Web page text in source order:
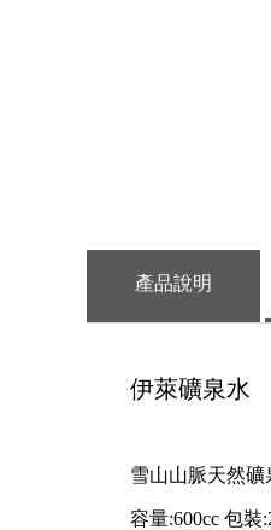
產品說明
伊萊礦泉水
雪山山脈天然礦
容量:600cc 包裝